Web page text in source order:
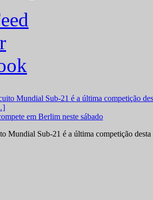
em Berlim neste sábado
Mundial Sub-21 é a última competição